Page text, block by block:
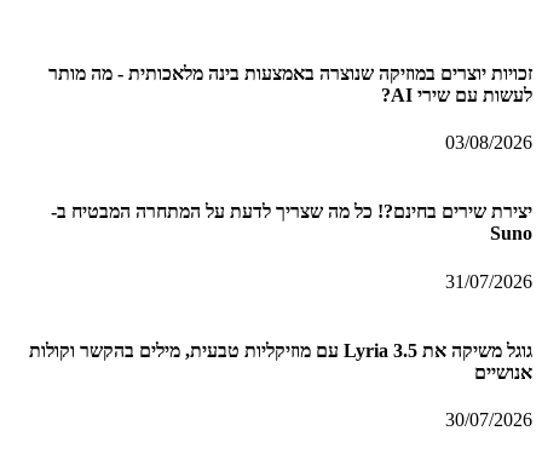
זכויות יוצרים במוזיקה שנוצרה באמצעות בינה מלאכותית - מה מותר
לעשות עם שירי AI?
03/08/2026
יצירת שירים בחינם?! כל מה שצריך לדעת על המתחרה המבטיח ב-
Suno
31/07/2026
גוגל משיקה את Lyria 3.5 עם מוזיקליות טבעית, מילים בהקשר וקולות
אנושיים
30/07/2026